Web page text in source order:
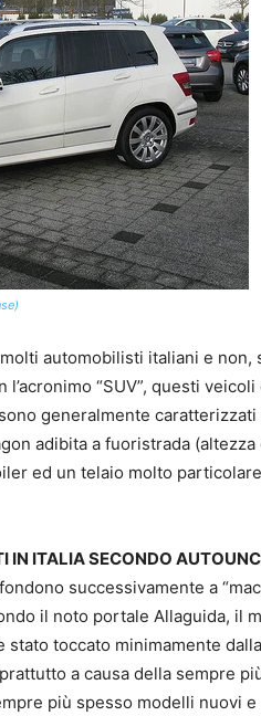
automobilisti italiani e non,
“SUV”, questi
generalmente
adibita a fuoristrada
ed un telaio molto
IN ITALIA SECONDO
successivamente a
il noto portale Allaguida, il
toccato minimamente
a causa della sempre
più spesso modelli nuovi e